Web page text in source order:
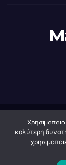
Δημιουργήθηκε
καλύτερη